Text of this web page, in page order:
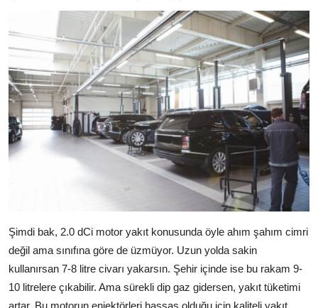
Şimdi bak, 2.0 dCi motor yakıt konusunda öyle ahım şahım cimri
değil ama sınıfına göre de üzmüyor. Uzun yolda sakin
kullanırsan 7-8 litre civarı yakarsın. Şehir içinde ise bu rakam 9-
10 litrelere çıkabilir. Ama sürekli dip gaz gidersen, yakıt tüketimi
artar. Bu motorun enjektörleri hassas olduğu için kaliteli yakıt